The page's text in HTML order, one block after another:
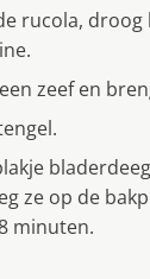
rucola,
zeef en
ze op de
minuten.